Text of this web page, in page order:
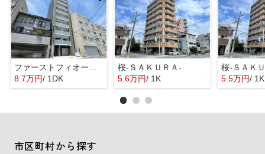
ファーストフィオーレ難波フォート
8.7万円/ 1DK
桜-ＳＡＫＵＲＡ-
5.6万円/ 1K
桜-ＳＡＫ
5.5万円/ 1K
市区町村から探す